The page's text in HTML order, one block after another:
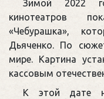
Зимой 2022
кинотеатров
«Чебурашка»,
Дьяченко. По
мире. Картина
кассовым
К этой дате